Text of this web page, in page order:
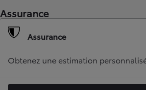
Assurance
Assurance
Obtenez une estimation